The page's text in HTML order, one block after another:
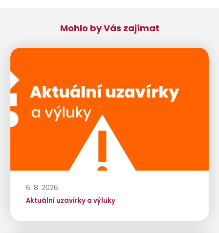
Mohlo by Vás zajímat
6. 8. 2026
Aktuální uzavírky a výluky